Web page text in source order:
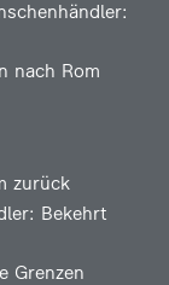
nach Rom
zurück
Bekehrt
Grenzen